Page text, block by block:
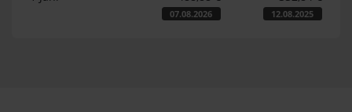
07.08.2026 12.08.2025